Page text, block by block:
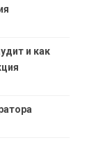
и как